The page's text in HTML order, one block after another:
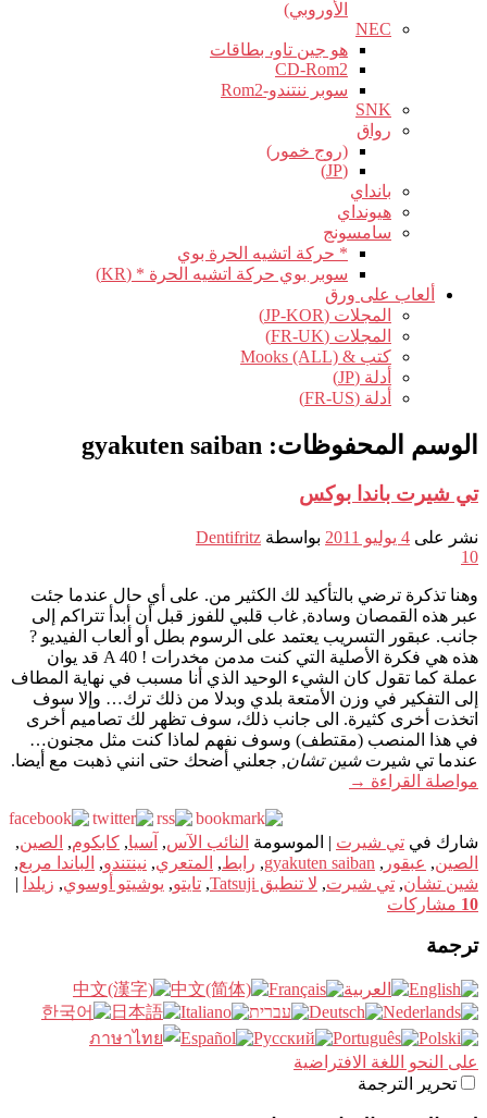
الأوروبي)
NEC
هو جين تاو، بطاقات
CD-Rom2
سوبر ننتندو-Rom2
SNK
رواق
(روج خمور)
(JP)
بانداي
هيونداي
سامسونج
* حركة اتشيه الحرة بوي
سوبر بوي حركة اتشيه الحرة * (KR)
ألعاب على ورق
المجلات (JP-KOR)
المجلات (FR-UK)
كتب & Mooks (ALL)
أدلة (JP)
أدلة (FR-US)
الوسم المحفوظات: gyakuten saiban
تي شيرت باندا بوكس
نشر على 4 يوليو 2011 بواسطة Dentifritz
10
وهنا تذكرة ترضي بالتأكيد لك الكثير من. على أي حال عندما جئت
عبر هذه القمصان وسادة, غاب قلبي للفوز قبل أن أبدأ تتراكم إلى
جانب. عبقور التسريب يعتمد على الرسوم بطل أو ألعاب الفيديو ?
هذه هي فكرة الأصلية التي كنت مدمن مخدرات ! A 40 قد يوان
عملة كما تقول كان الشيء الوحيد الذي أنا مسبب في نهاية المطاف
إلى التفكير في وزن الأمتعة بلدي وبدلا من ذلك ترك… وإلا سوف
اتخذت أخرى كثيرة. الى جانب ذلك، سوف تظهر لك تصاميم أخرى
في هذا المنصب (مقتطف) وسوف نفهم لماذا كنت مثل مجنون…
عندما تي شيرتشين تشان, جعلني أضحك حتى انني ذهبت مع أيضا.
مواصلة القراءة →
شارك في تي شيرت | الموسومة النائب الآس, آسيا, كابكوم, الصين,
الصين, عبقور ,
gyakuten saiban
, رابط, المتعري, نينتندو, الباندا مربع,
شين تشان, تي شيرت, لا تنطبق Tatsuji , تايتو, يوشيتو أوسوي, زيلدا |
10 مشاركات
ترجمة
على النحو اللغة الافتراضية
تحرير الترجمة